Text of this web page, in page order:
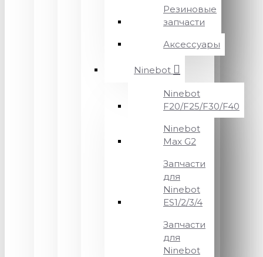
Резиновые
запчасти
Аксессуары
Ninebot
Ninebot
F20/F25/F30/F40
Ninebot
Max G2
Запчасти
для
Ninebot
ES1/2/3/4
Запчасти
для
Ninebot